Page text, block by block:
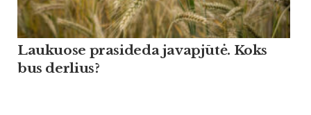
Lau­kuo­se pra­si­de­da ja­vapjūtė. Koks
bus der­lius?